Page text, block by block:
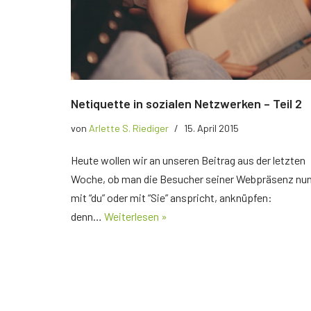
Rezension
Teilnehmerbericht 1
Top Ten Tipps für Google Ads
Top Ten Tipps für Google Analytics
Top Ten Tipps für My Business
Nützliche Tools
Netiquette in sozialen Netzwerken – Teil 2
von Arlette S. Riediger 15. April 2015
Heute wollen wir an unseren Beitrag aus der letzten
Woche, ob man die Besucher seiner Webpräsenz nun
mit “du” oder mit “Sie” anspricht, anknüpfen:
denn… Weiterlesen »